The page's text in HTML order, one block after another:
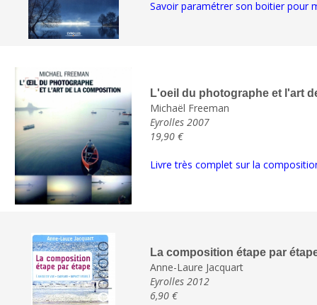
Savoir paramétrer son boitier pour
L'oeil du photographe et l'art
Michaël Freeman
Eyrolles 2007
19,90 €
Livre très complet sur la
La composition étape par
Anne-Laure Jacquart
Eyrolles 2012
6,90 €